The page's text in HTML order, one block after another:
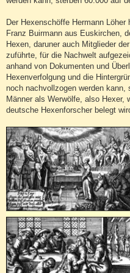
Der Hexenschöffe Hermann
Franz Buirmann aus Euskirchen,
Hexen, daruner auch Mitglieder
zuführte, für die Nachwelt
anhand von Dokumenten und
Hexenverfolgung und die
noch nachvollzogen werden
Männer als Werwölfe, also Hexer,
deutsche Hexenforscher belegt